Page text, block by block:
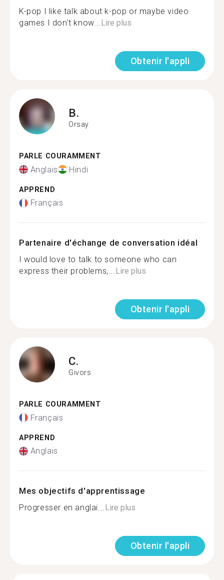
K-pop I like talk about k-pop or maybe video
games I don't know...Lire plus
Obtenir l'appli
B.
Orsay
PARLE COURAMMENT
Anglais Hindi
APPREND
Français
Partenaire d'échange de conversation idéal
I would love to talk to someone who can
express their problems,...Lire plus
Obtenir l'appli
C.
Givors
PARLE COURAMMENT
Français
APPREND
Anglais
Mes objectifs d'apprentissage
Progresser en anglai...Lire plus
Obtenir l'appli